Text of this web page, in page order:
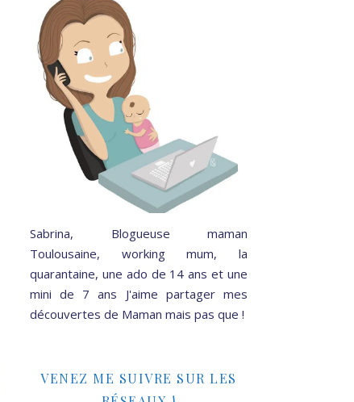
Sabrina, Blogueuse maman
Toulousaine, working mum, la
quarantaine, une ado de 14 ans et une
mini de 7 ans J'aime partager mes
découvertes de Maman mais pas que !
VENEZ ME SUIVRE SUR LES